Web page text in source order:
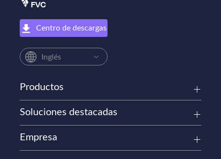
Centro de descargas
Inglés
Productos
Soluciones destacadas
Empresa